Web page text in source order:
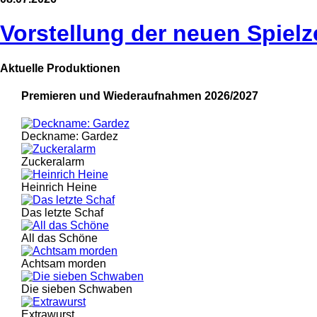
Vorstellung der neuen
Aktuelle Produktionen
Premieren und Wiederaufnahmen 2026/2027
Deckname: Gardez
Zuckeralarm
Heinrich Heine
Das letzte Schaf
All das Schöne
Achtsam morden
Die sieben Schwaben
Extrawurst